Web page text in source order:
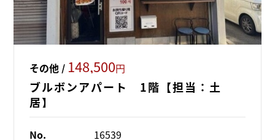
その他 / 148,500円
ブルボンアパート 1階【担当：土
居】
No. 16539